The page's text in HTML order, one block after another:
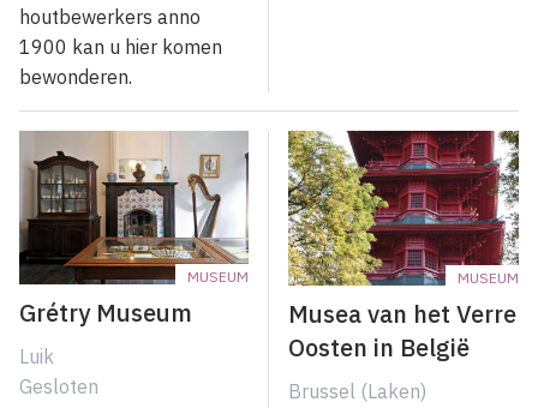
houtbewerkers anno
1900 kan u hier komen
bewonderen.
MUSEUM
Grétry Museum
Luik
Gesloten
MUSEUM
Musea van het Verre
Oosten in België
Brussel (Laken)